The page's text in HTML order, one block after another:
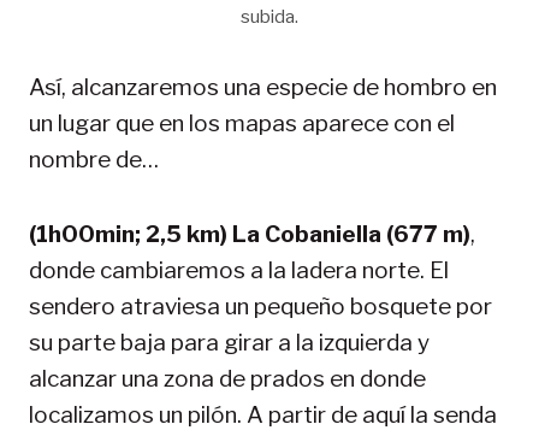
subida.
Así, alcanzaremos una especie de hombro en
un lugar que en los mapas aparece con el
nombre de…
(1h00min; 2,5 km) La Cobaniella (677 m),
donde cambiaremos a la ladera norte. El
sendero atraviesa un pequeño bosquete por
su parte baja para girar a la izquierda y
alcanzar una zona de prados en donde
localizamos un pilón. A partir de aquí la senda